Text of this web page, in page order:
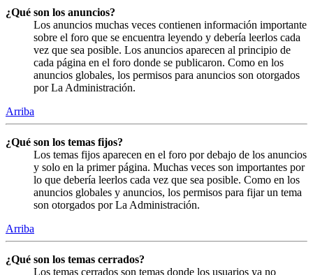
¿Qué son los anuncios?
Los anuncios muchas veces contienen información importante
sobre el foro que se encuentra leyendo y debería leerlos cada
vez que sea posible. Los anuncios aparecen al principio de
cada página en el foro donde se publicaron. Como en los
anuncios globales, los permisos para anuncios son otorgados
por La Administración.
Arriba
¿Qué son los temas fijos?
Los temas fijos aparecen en el foro por debajo de los anuncios
y solo en la primer página. Muchas veces son importantes por
lo que debería leerlos cada vez que sea posible. Como en los
anuncios globales y anuncios, los permisos para fijar un tema
son otorgados por La Administración.
Arriba
¿Qué son los temas cerrados?
Los temas cerrados son temas donde los usuarios ya no